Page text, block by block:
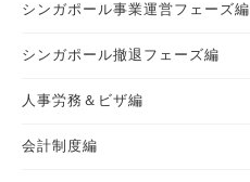
シンガポール事業運営フェーズ編
シンガポール撤退フェーズ編
人事労務＆ビザ編
会計制度編